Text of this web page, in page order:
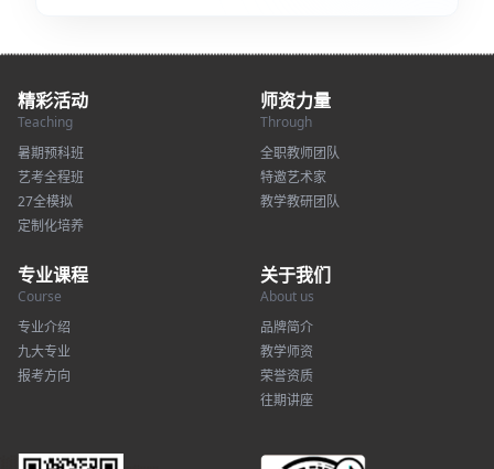
精彩活动
Teaching
暑期预科班
艺考全程班
27全模拟
定制化培养
师资力量
Through
全职教师团队
特邀艺术家
教学教研团队
专业课程
Course
专业介绍
九大专业
报考方向
关于我们
About us
品牌简介
教学师资
荣誉资质
往期讲座